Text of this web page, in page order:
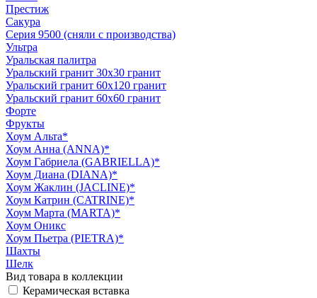
Престиж
Сакура
Серия 9500 (сняли с производства)
Ультра
Уральская палитра
Уральский гранит 30х30 гранит
Уральский гранит 60х120 гранит
Уральский гранит 60х60 гранит
Форте
Фрукты
Хоум Альта*
Хоум Анна (ANNA)*
Хоум Габриела (GABRIELLA)*
Хоум Диана (DIANA)*
Хоум Жаклин (JACLINE)*
Хоум Катрин (CATRINE)*
Хоум Марта (MARTA)*
Хоум Оникс
Хоум Пьетра (PIETRA)*
Шахты
Шелк
Вид товара в коллекции
Керамическая вставка